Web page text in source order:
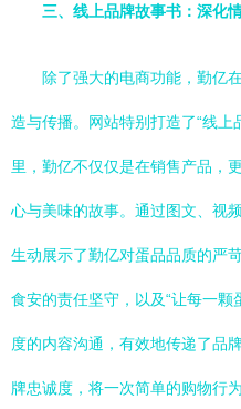
三、线上品牌故事书：深化
除了强大的电商功能，勤亿
造与传播。网站特别打造了“线
里，勤亿不仅仅是在销售产品，
心与美味的故事。通过图文、视
生动展示了勤亿对蛋品品质的严
食安的责任坚守，以及“让每一颗
度的内容沟通，有效地传递了品
牌忠诚度，将一次简单的购物行